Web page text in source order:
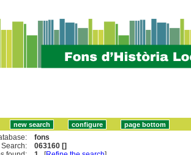
fons
Search:
063160 []